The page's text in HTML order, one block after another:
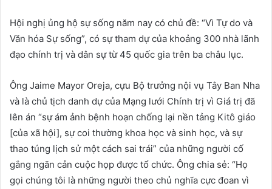
Hội nghị ủng hộ sự sống năm nay có chủ đề: “Vì Tự do và
Văn hóa Sự sống”, có sự tham dự của khoảng 300 nhà lãnh
đạo chính trị và dân sự từ 45 quốc gia trên ba châu lục.
Ông Jaime Mayor Oreja, cựu Bộ trưởng nội vụ Tây Ban Nha
và là chủ tịch danh dự của Mạng lưới Chính trị vì Giá trị đã
lên án “sự ám ảnh bệnh hoạn chống lại nền tảng Kitô giáo
[của xã hội], sự coi thường khoa học và sinh học, và sự
thao túng lịch sử một cách sai trái” của những người cố
gắng ngăn cản cuộc họp được tổ chức. Ông chia sẻ: “Họ
gọi chúng tôi là những người theo chủ nghĩa cực đoan vì